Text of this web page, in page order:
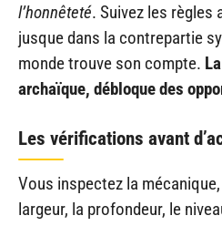
l’honnêteté. Suivez les règles
jusque dans la contrepartie
monde trouve son compte.
archaïque, débloque des
Les vérifications avant
Vous inspectez la
largeur, la profondeur, le